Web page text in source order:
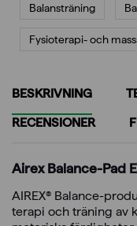
Balansträning
Fysioterapi- och
BESKRIVNING
RECENSIONER
Airex Balance-Pad
AIREX® Balance-
terapi och träning av